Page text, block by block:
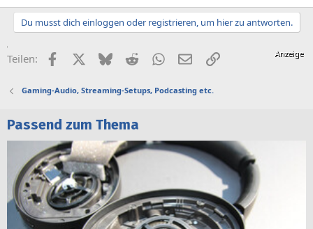
Du musst dich einloggen oder registrieren, um hier zu antworten.
Teilen: FacebookX (Twitter)
BlueskyRedditWhatsApp
E-MailLink
Gaming-Audio, Streaming-Setups, Podcasting etc.
Passend zum Thema